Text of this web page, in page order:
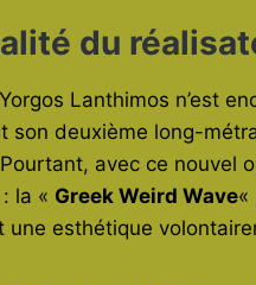
du
Lanthimos n’est
son deuxième long-
avec ce nouvel
la « Greek Weird Wave«
une esthétique